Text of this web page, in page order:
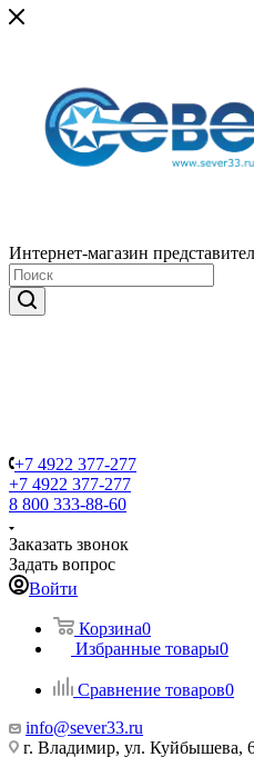
Интернет-магазин
+7 4922 377-277
+7 4922 377-277
8 800 333-88-60
Заказать звонок
Задать вопрос
Войти
Корзина0
Избранные товары0
Сравнение товаров0
info@sever33.ru
г. Владимир, ул. Куйбышева,